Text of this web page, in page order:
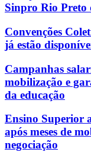
Sinpro Rio Preto
Convenções
já estão
Campanhas
mobilização e
da educação
Ensino Superior
após meses de
negociação